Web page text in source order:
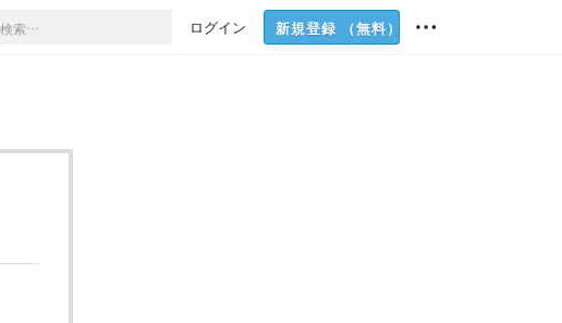
ログイン 新規登録 （無料）